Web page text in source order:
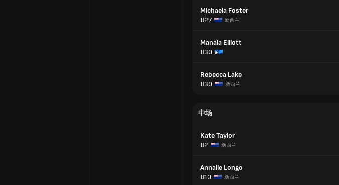
Michaela Foster
#27
新西兰
Manaia Elliott
#30
Rebecca Lake
#39
新西兰
中场
Kate Taylor
#2
新西兰
Annalie Longo
#10
新西兰